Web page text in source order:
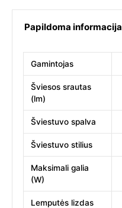
Papildoma informacija
Gamintojas
Šviesos srautas
(lm)
Šviestuvo spalva
Šviestuvo stilius
Maksimali galia
(W)
Lemputės lizdas